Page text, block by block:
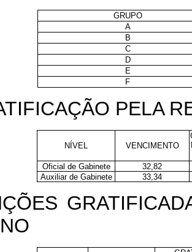
GRUPO
A
B
C
D
E
F
PELA
NÍVEL VENCIMENTO
Oficial de Gabinete
32,82
Auxiliar de Gabinete
33,34